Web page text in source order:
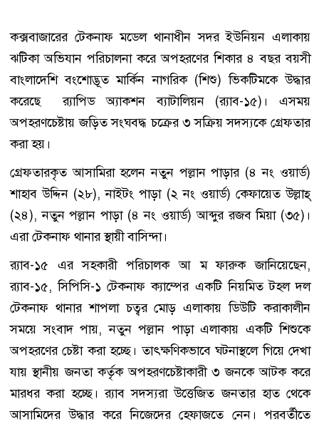
কক্সবাজারের টেকনাফ মডেল থানাধীন সদর ইউনিয়ন এলাকায়
ঝটিকা অভিযান পরিচালনা করে অপহরণের শিকার ৪ বছর বয়সী
বাংলাদেশি বংশোদ্ভূত মার্কিন নাগরিক (শিশু) ভিকটিমকে উদ্ধার
করেছে র‌্যাপিড অ্যাকশন ব্যাটালিয়ন (র‌্যাব-১৫)। এসময়
অপহরণচেষ্টায় জড়িত সংঘবদ্ধ চক্রের ৩ সক্রিয় সদস্যকে গ্রেফতার
করা হয়।
গ্রেফতারকৃত আসামিরা হলেন নতুন পল্লান পাড়ার (৪ নং ওয়ার্ড)
শাহাব উদ্দিন (২৮), নাইটং পাড়া (২ নং ওয়ার্ড) কেফায়েত উল্লাহ্
(২৪), নতুন পল্লান পাড়া (৪ নং ওয়ার্ড) আব্দুর রজব মিয়া (৩৫)।
এরা টেকনাফ থানার স্থায়ী বাসিন্দা।
র‌্যাব-১৫ এর সহকারী পরিচালক আ ম ফারুক জানিয়েছেন,
র‌্যাব-১৫, সিপিসি-১ টেকনাফ ক্যাম্পের একটি নিয়মিত টহল দল
টেকনাফ থানার শাপলা চত্বর মোড় এলাকায় ডিউটি করাকালীন
সময়ে সংবাদ পায়, নতুন পল্লান পাড়া এলাকায় একটি শিশুকে
অপহরণের চেষ্টা করা হচ্ছে। তাৎক্ষণিকভাবে ঘটনাস্থলে গিয়ে দেখা
যায় স্থানীয় জনতা কর্তৃক অপহরণচেষ্টাকারী ৩ জনকে আটক করে
মারধর করা হচ্ছে। র‌্যাব সদস্যরা উত্তেজিত জনতার হাত থেকে
আসামিদের উদ্ধার করে নিজেদের হেফাজতে নেন। পরবর্তীতে